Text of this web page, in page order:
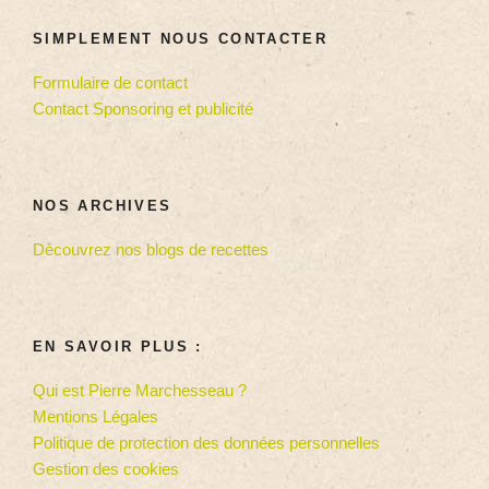
SIMPLEMENT NOUS CONTACTER
Formulaire de contact
Contact Sponsoring et publicité
NOS ARCHIVES
Découvrez nos blogs de recettes
EN SAVOIR PLUS :
Qui est Pierre Marchesseau ?
Mentions Légales
Politique de protection des données personnelles
Gestion des cookies